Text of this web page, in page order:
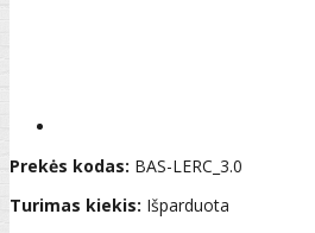
Prekės kodas: BAS-LERC_3.0
Turimas kiekis: Išparduota